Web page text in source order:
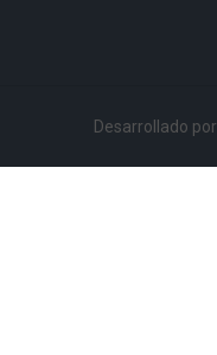
Desarrollado por